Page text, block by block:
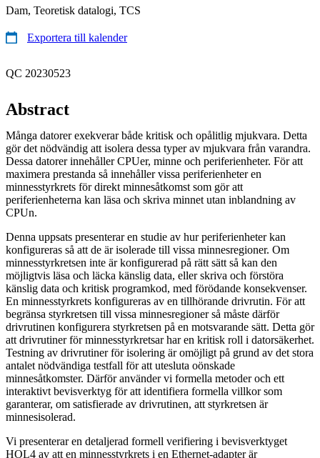
Dam, Teoretisk datalogi, TCS
Exportera till kalender
QC 20230523
Abstract
Många datorer exekverar både kritisk och opålitlig mjukvara. Detta
gör det nödvändig att isolera dessa typer av mjukvara från varandra.
Dessa datorer innehåller CPUer, minne och periferienheter. För att
maximera prestanda så innehåller vissa periferienheter en
minnesstyrkrets för direkt minnesåtkomst som gör att
periferienheterna kan läsa och skriva minnet utan inblandning av
CPUn.
Denna uppsats presenterar en studie av hur periferienheter kan
konfigureras så att de är isolerade till vissa minnesregioner. Om
minnesstyrkretsen inte är konfigurerad på rätt sätt så kan den
möjligtvis läsa och läcka känslig data, eller skriva och förstöra
känslig data och kritisk programkod, med förödande konsekvenser.
En minnesstyrkrets konfigureras av en tillhörande drivrutin. För att
begränsa styrkretsen till vissa minnesregioner så måste därför
drivrutinen konfigurera styrkretsen på en motsvarande sätt. Detta gör
att drivrutiner för minnesstyrkretsar har en kritisk roll i datorsäkerhet.
Testning av drivrutiner för isolering är omöjligt på grund av det stora
antalet nödvändiga testfall för att utesluta oönskade
minnesåtkomster. Därför använder vi formella metoder och ett
interaktivt bevisverktyg för att identifiera formella villkor som
garanterar, om satisfierade av drivrutinen, att styrkretsen är
minnesisolerad.
Vi presenterar en detaljerad formell verifiering i bevisverktyget
HOL4 av att en minnesstyrkrets i en Ethernet-adapter är